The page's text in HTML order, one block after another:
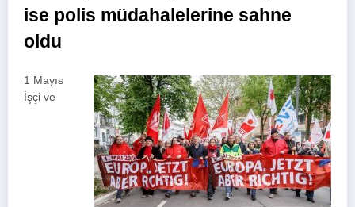
ise polis müdahalelerine sahne
oldu
1 Mayıs
İşçi ve